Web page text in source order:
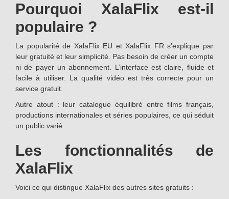
Pourquoi XalaFlix est-il
populaire ?
La popularité de XalaFlix EU et XalaFlix FR s’explique par
leur gratuité et leur simplicité. Pas besoin de créer un compte
ni de payer un abonnement. L’interface est claire, fluide et
facile à utiliser. La qualité vidéo est très correcte pour un
service gratuit.
Autre atout : leur catalogue équilibré entre films français,
productions internationales et séries populaires, ce qui séduit
un public varié.
Les fonctionnalités de
XalaFlix
Voici ce qui distingue XalaFlix des autres sites gratuits :